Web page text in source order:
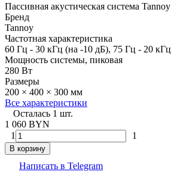
Пассивная акустическая система
Бренд
Tannoy
Частотная характеристика
60 Гц - 30 кГц (на -10 дБ), 75 Гц - 20
Мощность системы, пиковая
280 Вт
Размеры
200 × 400 × 300 мм
Все характеристики
Осталась 1 шт.
1 060 BYN
1
1
В корзину
Написать в Telegram